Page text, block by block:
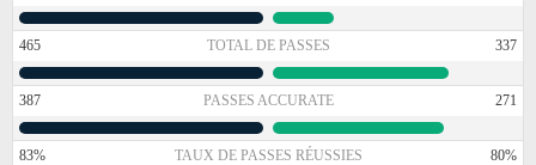
465 TOTAL DE PASSES 337
387 PASSES ACCURATE 271
83% TAUX DE PASSES RÉUSSIES 80%